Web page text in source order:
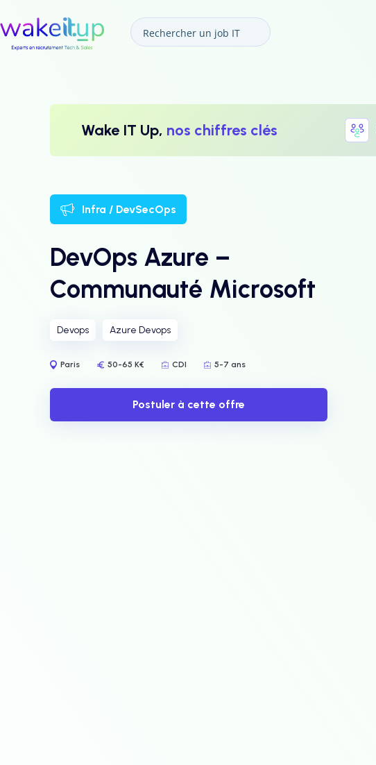
Wake IT Up, nos chiffres clés
Infra / DevSecOps
DevOps Azure –
Communauté Microsoft
Devops Azure Devops
Paris 50-65 K€ CDI 5-7 ans
Postuler à cette offre